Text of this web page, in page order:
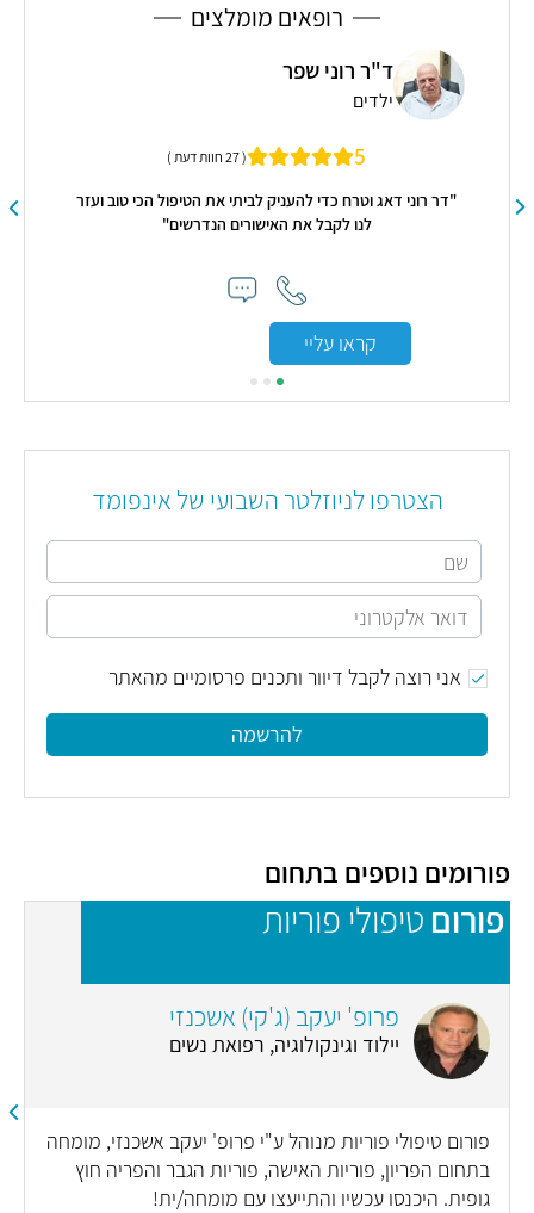
רופאים מומלצים
ד"ר רוני שפר
ילדים
5 ( 27 חוות דעת )
"דר רוני דאג וטרח כדי להעניק לביתי את הטיפול הכי טוב ועזר
לנו לקבל את האישורים הנדרשים"
קראו עליי
הצטרפו לניוזלטר השבועי של אינפומד
אני רוצה לקבל דיוור ותכנים פרסומיים מהאתר
להרשמה
פורומים נוספים בתחום
פורום טיפולי פוריות
פרופ' יעקב (ג'קי) אשכנזי
יילוד וגינקולוגיה, רפואת נשים
פורום טיפולי פוריות מנוהל ע"י פרופ' יעקב אשכנזי, מומחה
בתחום הפריון, פוריות האישה, פוריות הגבר והפריה חוץ
גופית. היכנסו עכשיו והתייעצו עם מומחה/ית!